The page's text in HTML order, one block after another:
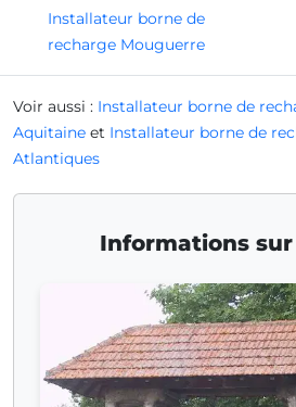
Installateur borne de
recharge Mouguerre
Voir aussi : Installateur borne de
Aquitaine et Installateur borne de
Atlantiques
Informations sur